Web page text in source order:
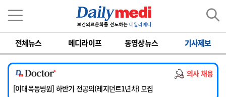
전체뉴스 메디라이프 동영상뉴스 기사제보
의사 채용
[서울아산병원] 2026년 하반기 인턴 모집
[영남대학교의료원] 마취통증의학과 임기제 임상의사 채용
[충남대학교병원] 소아청소년과(소아응급전담) 계약직 의사 공개채용
[동부병원] 계약직(응급의학과 전문의) 직원모집
[이대목동병원] 하반기 전공의(레지던트1년차) 모집